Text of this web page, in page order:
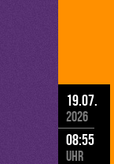
19.07.
2026
08:55
Uhr